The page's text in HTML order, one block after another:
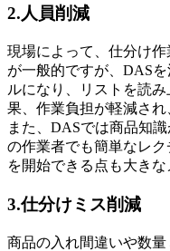
2.人員削減
現場によって、仕分け
が一般的ですが、DAS
ルになり、リストを読
果、作業負担が軽減され
また、DASでは商品知
の作業者でも簡単なレ
を開始できる点も大きな
3.仕分けミス削減
商品の入れ間違いや数